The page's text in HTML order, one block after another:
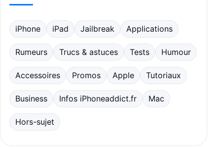
iPhone iPad Jailbreak Applications
Rumeurs Trucs & astuces Tests Humour
Accessoires Promos Apple Tutoriaux
Business Infos iPhoneaddict.fr Mac
Hors-sujet